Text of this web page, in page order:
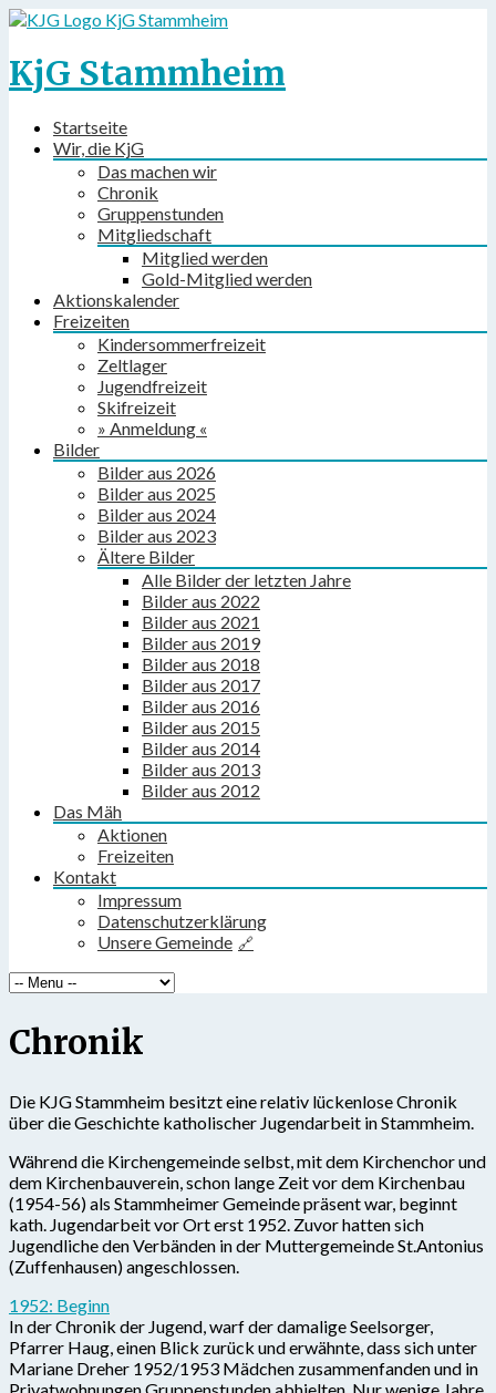
KjG Stammheim
KjG Stammheim
Startseite
Wir, die KjG
Das machen wir
Chronik
Gruppenstunden
Mitgliedschaft
Mitglied werden
Gold-Mitglied werden
Aktionskalender
Freizeiten
Kindersommerfreizeit
Zeltlager
Jugendfreizeit
Skifreizeit
» Anmeldung «
Bilder
Bilder aus 2026
Bilder aus 2025
Bilder aus 2024
Bilder aus 2023
Ältere Bilder
Alle Bilder der letzten Jahre
Bilder aus 2022
Bilder aus 2021
Bilder aus 2019
Bilder aus 2018
Bilder aus 2017
Bilder aus 2016
Bilder aus 2015
Bilder aus 2014
Bilder aus 2013
Bilder aus 2012
Das Mäh
Aktionen
Freizeiten
Kontakt
Impressum
Datenschutzerklärung
Unsere Gemeinde
Chronik
Die KJG Stammheim besitzt eine relativ lückenlose Chronik
über die Geschichte katholischer Jugendarbeit in Stammheim.
Während die Kirchengemeinde selbst, mit dem Kirchenchor und
dem Kirchenbauverein, schon lange Zeit vor dem Kirchenbau
(1954-56) als Stammheimer Gemeinde präsent war, beginnt
kath. Jugendarbeit vor Ort erst 1952. Zuvor hatten sich
Jugendliche den Verbänden in der Muttergemeinde St.Antonius
(Zuffenhausen) angeschlossen.
1952: Beginn
In der Chronik der Jugend, warf der damalige Seelsorger,
Pfarrer Haug, einen Blick zurück und erwähnte, dass sich unter
Mariane Dreher 1952/1953 Mädchen zusammenfanden und in